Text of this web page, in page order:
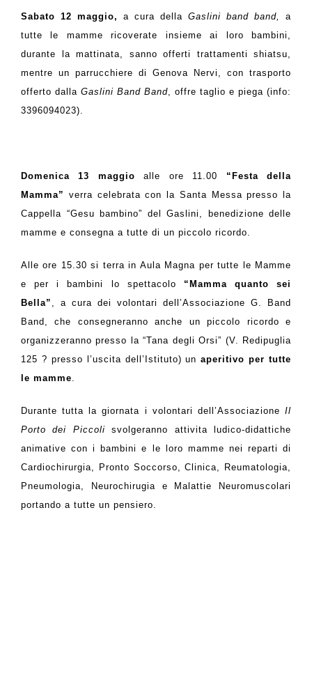
Sabato 12 maggio, a cura della Gaslini band band,
a
tutte le mamme ricoverate insieme ai loro bambini,
durante la mattinata, sanno offerti trattamenti shiatsu,
mentre un parrucchiere di Genova Nervi, con trasporto
offerto dalla Gaslini Band Band, offre taglio e piega (info:
3396094023).
Domenica 13 maggioalle ore 11.00 “Festa della
Mamma” verra celebrata con la Santa Messa presso la
Cappella “Gesu bambino” del Gaslini, benedizione delle
mamme e consegna a tutte di un piccolo ricordo.
Alle ore 15.30 si terra in Aula Magna per tutte le Mamme
e per i bambini
lo spettacolo “Mamma quanto sei
Bella” ,
a cura dei volontari dell’Associazione G. Band
Band, che consegneranno anche un piccolo ricordo e
organizzeranno presso la “Tana degli Orsi” (V. Redipuglia
125 ? presso l’uscita dell’Istituto) unaperitivo per tutte
le mamme.
Durante tutta la giornata i volontari dell’Associazione Il
Porto dei Piccoli svolgeranno attivita ludico-didattiche
animative con i bambini e le loro mamme nei reparti di
Cardiochirurgia, Pronto Soccorso, Clinica, Reumatologia,
Pneumologia, Neurochirugia e Malattie Neuromuscolari
portando a tutte un pensiero.